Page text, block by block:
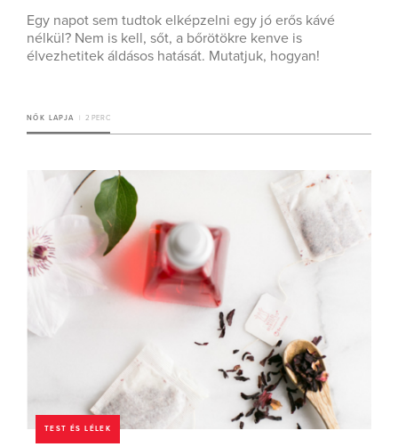
Egy napot sem tudtok elképzelni egy jó erős kávé
nélkül? Nem is kell, sőt, a bőrötökre kenve is
élvezhetitek áldásos hatását. Mutatjuk, hogyan!
NŐK LAPJA 2 PERC
TEST ÉS LÉLEK